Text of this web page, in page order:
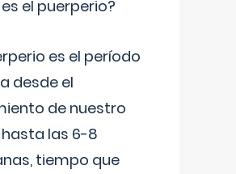
el puerperio?
es el período
desde el
de nuestro
las 6-8
tiempo que